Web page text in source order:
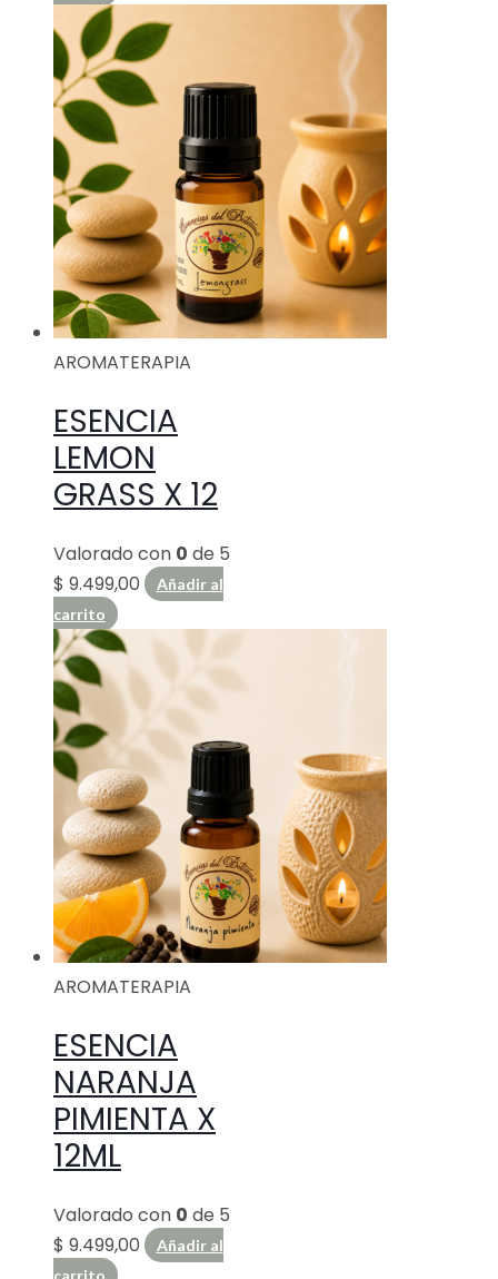
AROMATERAPIA
ESENCIA
LEMON
GRASS X 12
Valorado con 0 de 5
$ 9.499,00
Añadir al
carrito
AROMATERAPIA
ESENCIA
NARANJA
PIMIENTA X
12ML
Valorado con 0 de 5
$ 9.499,00
Añadir al